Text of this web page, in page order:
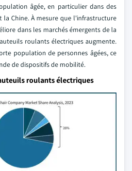
âgée, en particulier dans des
la Chine. À mesure que l'infrastructure
dans les marchés émergents de la
roulants électriques augmente.
population de personnes âgées, ce
de dispositifs de mobilité.
roulants électriques